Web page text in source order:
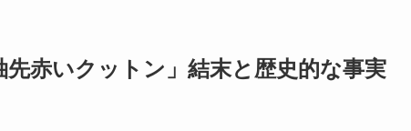
赤いクットン」結末と歴史的な事実